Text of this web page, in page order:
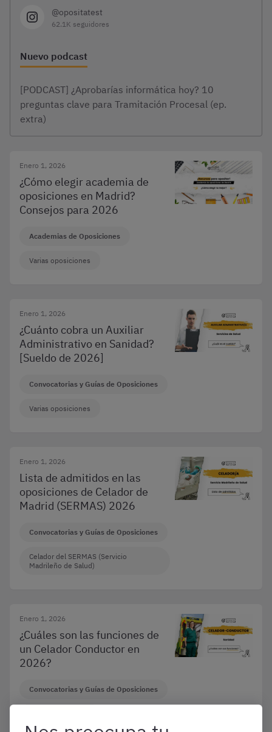
@opositatest
62.1K seguidores
Nuevo podcast
[PODCAST] ¿Aprobarías informática hoy? 10
preguntas clave para Tramitación Procesal (ep.
extra)
Enero 1, 2026
¿Cómo elegir academia de
oposiciones en Madrid?
Consejos para 2026
Academias de Oposiciones
Varias oposiciones
Enero 1, 2026
¿Cuánto cobra un Auxiliar
Administrativo en Sanidad?
[Sueldo de 2026]
Convocatorias y Guías de Oposiciones
Varias oposiciones
Enero 1, 2026
Lista de admitidos en las
oposiciones de Celador de
Madrid (SERMAS) 2026
Convocatorias y Guías de Oposiciones
Celador del SERMAS (Servicio
Madrileño de Salud)
Enero 1, 2026
¿Cuáles son las funciones de
un Celador Conductor en
2026?
Convocatorias y Guías de Oposiciones